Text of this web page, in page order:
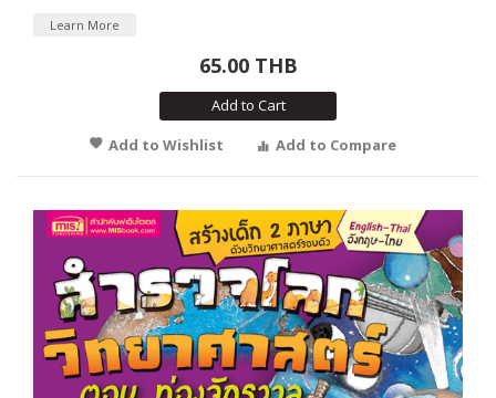
Learn More
65.00 THB
Add to Cart
Add to Wishlist
Add to Compare